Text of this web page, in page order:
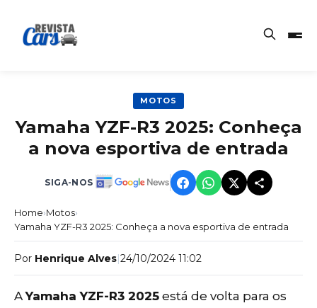
MOTOS
Yamaha YZF-R3 2025: Conheça
a nova esportiva de entrada
SIGA-NOS
Home›Motos›
Yamaha YZF-R3 2025: Conheça a nova esportiva de entrada
Por Henrique Alves|24/10/2024 11:02
AYamaha YZF-R3 2025 está de volta para os